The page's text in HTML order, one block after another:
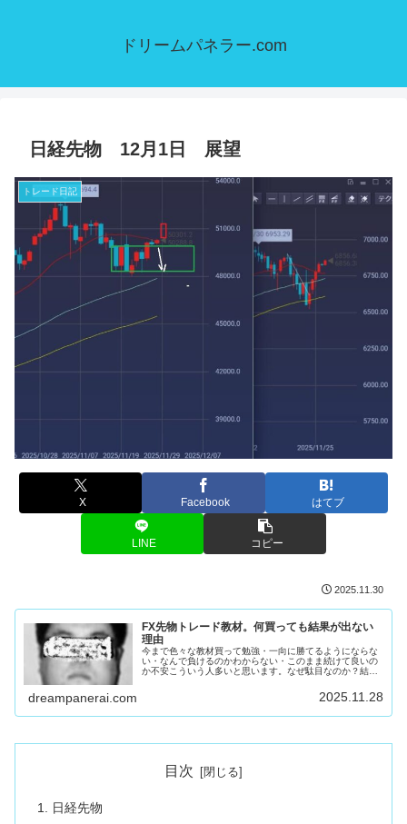
ドリームパネラー.com
日経先物 12月1日 展望
トレード日記
X Facebook はてブ
LINE コピー
2025.11.30
FX先物トレード教材。何買っても結果が出ない
理由
今まで色々な教材買って勉強・一向に勝てるようにならな
い・なんで負けるのかわからない・このまま続けて良いの
か不安こういう人多いと思います。なぜ駄目なのか？結論
dreampanerai.com 2025.11.28
目次
日経先物